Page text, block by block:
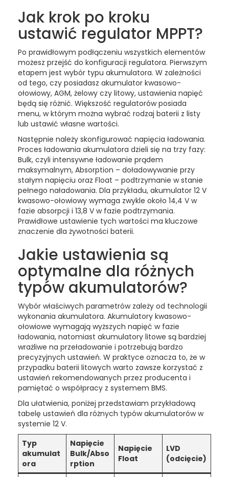
Jak krok po kroku
ustawić regulator MPPT?
Po prawidłowym podłączeniu wszystkich elementów
możesz przejść do konfiguracji regulatora. Pierwszym
etapem jest wybór typu akumulatora. W zależności
od tego, czy posiadasz akumulator kwasowo-
ołowiowy, AGM, żelowy czy litowy, ustawienia napięć
będą się różnić. Większość regulatorów posiada
menu, w którym można wybrać rodzaj baterii z listy
lub ustawić własne wartości.
Następnie należy skonfigurować napięcia ładowania.
Proces ładowania akumulatora dzieli się na trzy fazy:
Bulk, czyli intensywne ładowanie prądem
maksymalnym, Absorption – doładowywanie przy
stałym napięciu oraz Float – podtrzymanie w stanie
pełnego naładowania. Dla przykładu, akumulator 12 V
kwasowo-ołowiowy wymaga zwykle około 14,4 V w
fazie absorpcji i 13,8 V w fazie podtrzymania.
Prawidłowe ustawienie tych wartości ma kluczowe
znaczenie dla żywotności baterii.
Jakie ustawienia są
optymalne dla różnych
typów akumulatorów?
Wybór właściwych parametrów zależy od technologii
wykonania akumulatora. Akumulatory kwasowo-
ołowiowe wymagają wyższych napięć w fazie
ładowania, natomiast akumulatory litowe są bardziej
wrażliwe na przeładowanie i potrzebują bardzo
precyzyjnych ustawień. W praktyce oznacza to, że w
przypadku baterii litowych warto zawsze korzystać z
ustawień rekomendowanych przez producenta i
pamiętać o współpracy z systemem BMS.
Dla ułatwienia, poniżej przedstawiam przykładową
tabelę ustawień dla różnych typów akumulatorów w
systemie 12 V.
Typ
akumulat
ora
Napięcie
Bulk/Abso
rption
Napięcie
Float
LVD
(odcięcie)